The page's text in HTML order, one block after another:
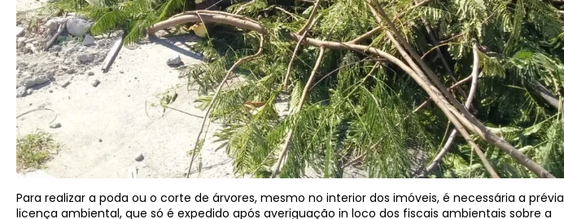
Para realizar a poda ou o corte de árvores, mesmo no interior dos imóveis, é necessária a prévia
licença ambiental, que só é expedido após averiguação in loco dos fiscais ambientais sobre a